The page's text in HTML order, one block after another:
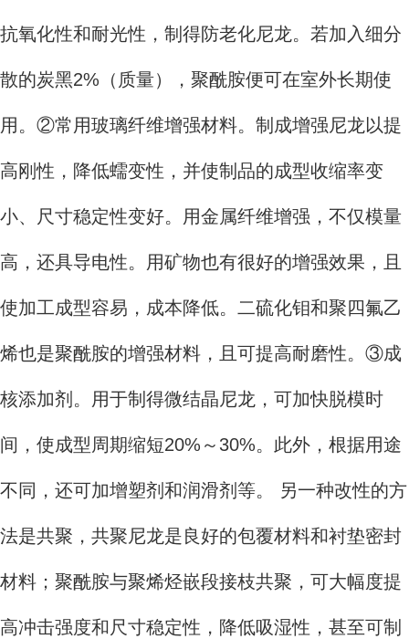
抗氧化性和耐光性，制得防老化尼龙。若加入细分
散的炭黑2%（质量），聚酰胺便可在室外长期使
用。②常用玻璃纤维增强材料。制成增强尼龙以提
高刚性，降低蠕变性，并使制品的成型收缩率变
小、尺寸稳定性变好。用金属纤维增强，不仅模量
高，还具导电性。用矿物也有很好的增强效果，且
使加工成型容易，成本降低。二硫化钼和聚四氟乙
烯也是聚酰胺的增强材料，且可提高耐磨性。③成
核添加剂。用于制得微结晶尼龙，可加快脱模时
间，使成型周期缩短20%～30%。此外，根据用途
不同，还可加增塑剂和润滑剂等。 另一种改性的方
法是共聚，共聚尼龙是良好的包覆材料和衬垫密封
材料；聚酰胺与聚烯烃嵌段接枝共聚，可大幅度提
高冲击强度和尺寸稳定性，降低吸湿性，甚至可制